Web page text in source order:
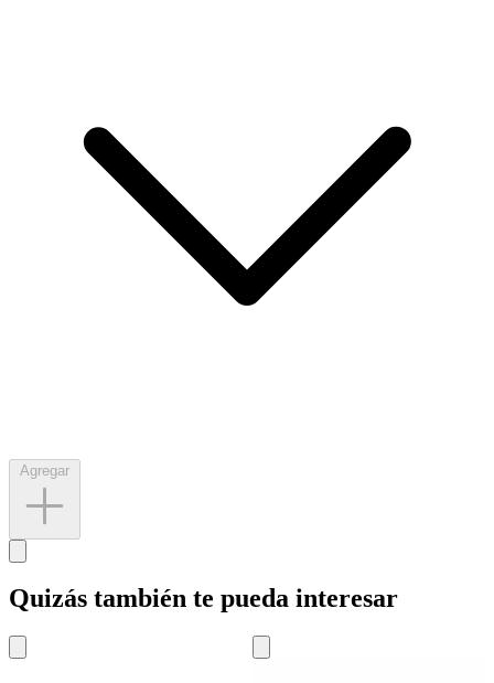
Quizás también te pueda interesar